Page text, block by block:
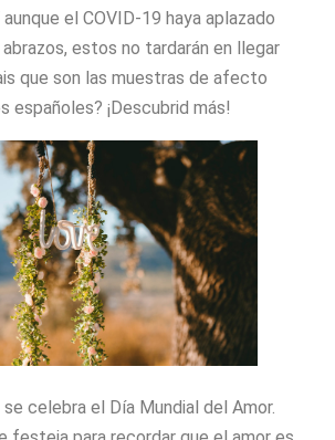
el COVID-19 haya aplazado
estos no tardarán en llegar
que son las muestras de afecto
españoles? ¡Descubrid más!
se celebra el Día Mundial del Amor.